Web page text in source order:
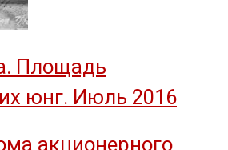
Площадь
юнг. Июль 2016
акционерного